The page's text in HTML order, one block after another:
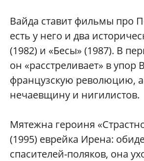
Вайда ставит фильмы про
есть у него и два
(1982) и «Бесы» (1987). В
он «расстреливает» в упор
французскую революцию,
нечаевщину и нигилистов.
Мятежна героиня
(1995) еврейка Ирена:
спасителей-поляков, она